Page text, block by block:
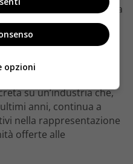
dei titoli in filmografia
posizione su temi
a
, l’attrice
del femminismo e
Non si tratta di
correct da red
su un’industria che,
anni, continua a
nella rappresentazione
offerte alle
opzioni